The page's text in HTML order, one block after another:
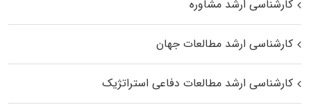
کارشناسی ارشد مشاوره
کارشناسی ارشد مطالعات جهان
کارشناسی ارشد مطالعات دفاعی استراتژیک